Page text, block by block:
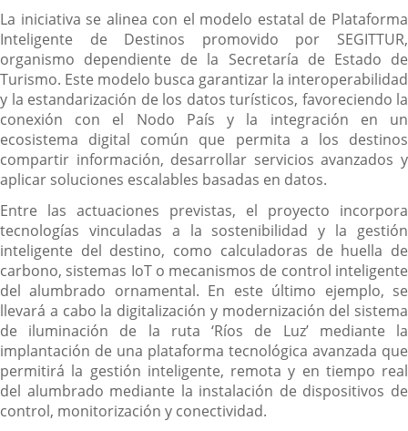
La iniciativa se alinea con el modelo estatal de Plataforma
Inteligente de Destinos promovido por SEGITTUR,
organismo dependiente de la Secretaría de Estado de
Turismo. Este modelo busca garantizar la interoperabilidad
y la estandarización de los datos turísticos, favoreciendo la
conexión con el Nodo País y la integración en un
ecosistema digital común que permita a los destinos
compartir información, desarrollar servicios avanzados y
aplicar soluciones escalables basadas en datos.
Entre las actuaciones previstas, el proyecto incorpora
tecnologías vinculadas a la sostenibilidad y la gestión
inteligente del destino, como calculadoras de huella de
carbono, sistemas IoT o mecanismos de control inteligente
del alumbrado ornamental. En este último ejemplo, se
llevará a cabo la digitalización y modernización del sistema
de iluminación de la ruta ‘Ríos de Luz’ mediante la
implantación de una plataforma tecnológica avanzada que
permitirá la gestión inteligente, remota y en tiempo real
del alumbrado mediante la instalación de dispositivos de
control, monitorización y conectividad.